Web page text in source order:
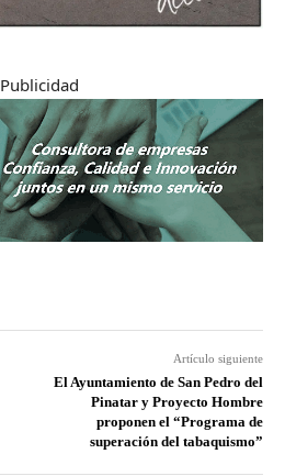
Publicidad
Artículo siguiente
El Ayuntamiento de San Pedro del
Pinatar y Proyecto Hombre
proponen el “Programa de
superación del tabaquismo”